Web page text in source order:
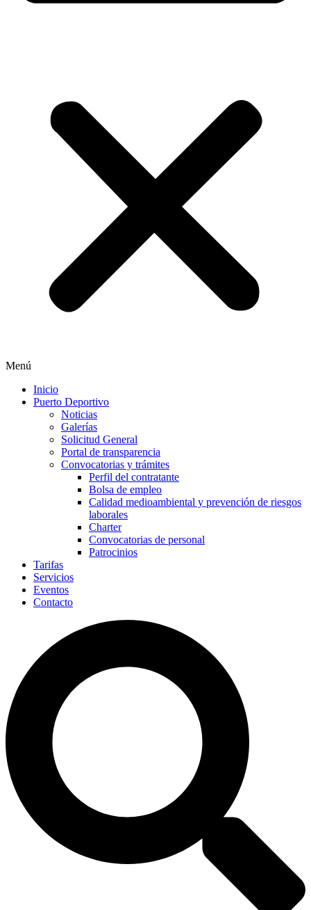
Menú
Inicio
Puerto Deportivo
Noticias
Galerías
Solicitud General
Portal de transparencia
Convocatorias y trámites
Perfil del contratante
Bolsa de empleo
Calidad medioambiental y prevención de riesgos
laborales
Charter
Convocatorias de personal
Patrocinios
Tarifas
Servicios
Eventos
Contacto